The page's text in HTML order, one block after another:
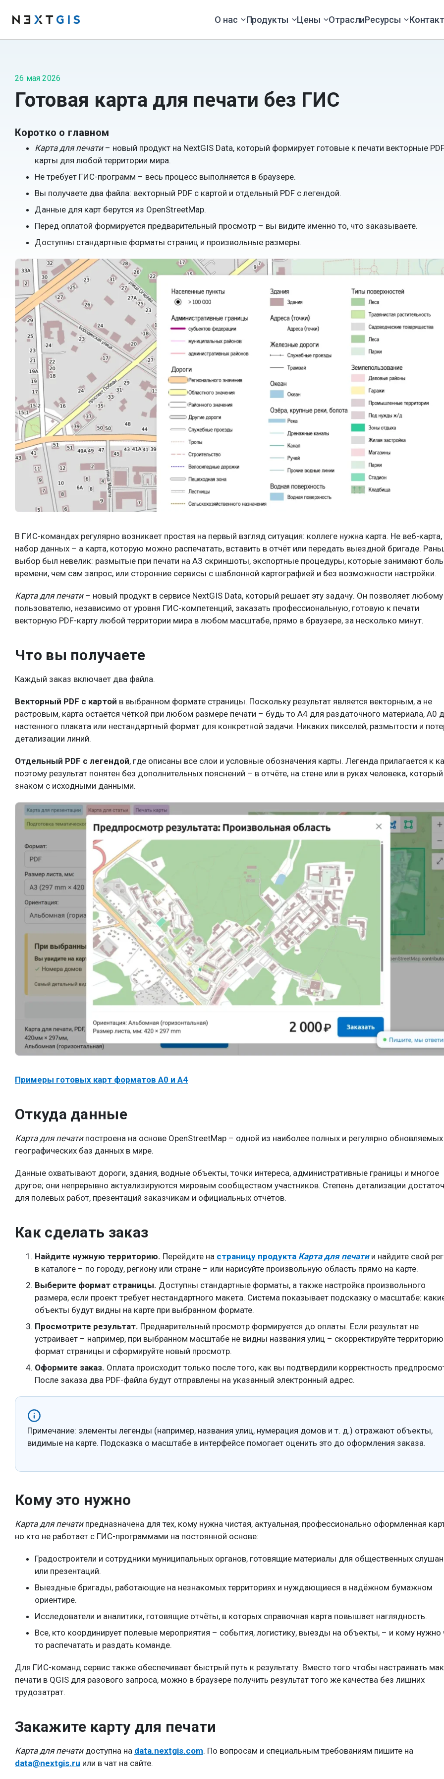
О нас Продукты Цены ОтраслиРесурсы
26 мая 2026
Готовая карта для печати без ГИС
Коротко о главном
Карта для печати– новый продукт на NextGIS Data, который формирует готовые к печати векторные
карты для любой территории мира.
Не требует ГИС-программ – весь процесс выполняется в браузере.
Вы получаете два файла: векторный PDF с картой и отдельный PDF с легендой.
Данные для карт берутся из OpenStreetMap.
Перед оплатой формируется предварительный просмотр – вы видите именно то, что заказываете.
Доступны стандартные форматы страниц и произвольные размеры.
В ГИС-командах регулярно возникает простая на первый взгляд ситуация: коллеге нужна карта. Не веб-карта,
набор данных – а карта, которую можно распечатать, вставить в отчёт или передать выездной бригаде.
выбор был невелик: размытые при печати на A3 скриншоты, экспортные процедуры, которые занимают
времени, чем сам запрос, или сторонние сервисы с шаблонной картографией и без возможности настройки.
Карта для печати– новый продукт в сервисе NextGIS Data, который решает эту задачу. Он позволяет любому
пользователю, независимо от уровня ГИС-компетенций, заказать профессиональную, готовую к печати
векторную PDF-карту любой территории мира в любом масштабе, прямо в браузере, за несколько минут.
Что вы получаете
Каждый заказ включает два файла.
Векторный PDF с картой в выбранном формате страницы. Поскольку результат является векторным, а не
растровым, карта остаётся чёткой при любом размере печати – будь то A4 для раздаточного материала, A0
настенного плаката или нестандартный формат для конкретной задачи. Никаких пикселей, размытости и
детализации линий.
Отдельный PDF с легендой, где описаны все слои и условные обозначения карты. Легенда прилагается к
поэтому результат понятен без дополнительных пояснений – в отчёте, на стене или в руках человека,
знаком с исходными данными.
Примеры готовых карт форматов A0 и A4
Откуда данные
Карта для печатипостроена на основе OpenStreetMap – одной из наиболее полных и регулярно обновляемых
географических баз данных в мире.
Данные охватывают дороги, здания, водные объекты, точки интереса, административные границы и многое
другое; они непрерывно актуализируются мировым сообществом участников. Степень детализации
для полевых работ, презентаций заказчикам и официальных отчётов.
Как сделать заказ
Найдите нужную территорию. Перейдите на страницу продукта Карта для печатии найдите свой
в каталоге – по городу, региону или стране – или нарисуйте произвольную область прямо на карте.
Выберите формат страницы. Доступны стандартные форматы, а также настройка произвольного
размера, если проект требует нестандартного макета. Система показывает подсказку о масштабе:
объекты будут видны на карте при выбранном формате.
Просмотрите результат. Предварительный просмотр формируется до оплаты. Если результат не
устраивает – например, при выбранном масштабе не видны названия улиц – скорректируйте
формат страницы и сформируйте новый просмотр.
Оформите заказ. Оплата происходит только после того, как вы подтвердили корректность
После заказа два PDF-файла будут отправлены на указанный электронный адрес.
Примечание: элементы легенды (например, названия улиц, нумерация домов и т. д.) отражают объекты,
видимые на карте. Подсказка о масштабе в интерфейсе помогает оценить это до оформления заказа.
Кому это нужно
Карта для печатипредназначена для тех, кому нужна чистая, актуальная, профессионально оформленная
но кто не работает с ГИС-программами на постоянной основе:
Градостроители и сотрудники муниципальных органов, готовящие материалы для общественных
или презентаций.
Выездные бригады, работающие на незнакомых территориях и нуждающиеся в надёжном бумажном
ориентире.
Исследователи и аналитики, готовящие отчёты, в которых справочная карта повышает наглядность.
Все, кто координирует полевые мероприятия – события, логистику, выезды на объекты, – и кому нужно
то распечатать и раздать команде.
Для ГИС-команд сервис также обеспечивает быстрый путь к результату. Вместо того чтобы настраивать
печати в QGIS для разового запроса, можно в браузере получить результат того же качества без лишних
трудозатрат.
Закажите карту для печати
Карта для печатидоступна на data.nextgis.com. По вопросам и специальным требованиям пишите на
data@nextgis.ru или в чат на сайте.